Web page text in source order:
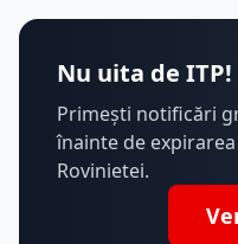
Nu uita de ITP!
Primești notificări
înainte de expirarea
Rovinietei.